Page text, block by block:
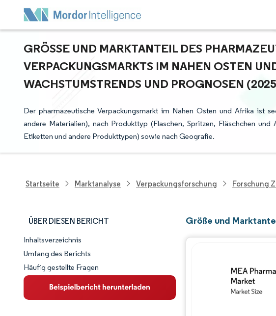
GRÖSSE UND MARKTANTEIL DES
ERPACKUNGSMARKTS IM NAHEN OSTEN UND
ACHSTUMSTRENDS UND PROGNOSEN (2025
Der pharmazeutische Verpackungsmarkt im Nahen Osten und Afrika ist
andere Materialien), nach Produkttyp (Flaschen, Spritzen, Fläschchen und
Etiketten und andere Produkttypen) sowie nach Geografie.
Startseite Marktanalyse Verpackungsforschung Forschung
ÜBER DIESEN BERICHT
Marktschnappschuss
Marktübersicht
Wichtige Markttrends
Inhaltsverzeichnis
Umfang des Berichts
Häufig gestellte Fragen
Größe und